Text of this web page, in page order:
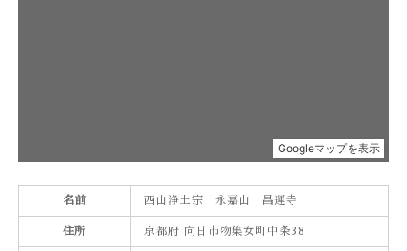
名前 西山浄土宗 永嘉山 昌運寺
住所 京都府 向日市物集女町中条38